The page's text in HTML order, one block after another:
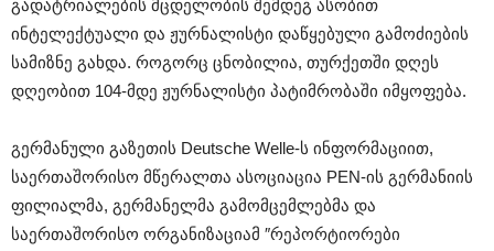
გადატრიალების მცდელობის შემდეგ ასობით
ინტელექტუალი და ჟურნალისტი დაწყებული გამოძიების
სამიზნე გახდა. როგორც ცნობილია, თურქეთში დღეს
დღეობით 104-მდე ჟურნალისტი პატიმრობაში იმყოფება.
გერმანული გაზეთის Deutsche Welle-ს ინფორმაციით,
საერთაშორისო მწერალთა ასოციაცია PEN-ის გერმანიის
ფილიალმა, გერმანელმა გამომცემლებმა და
საერთაშორისო ორგანიზაციამ ″რეპორტიორები